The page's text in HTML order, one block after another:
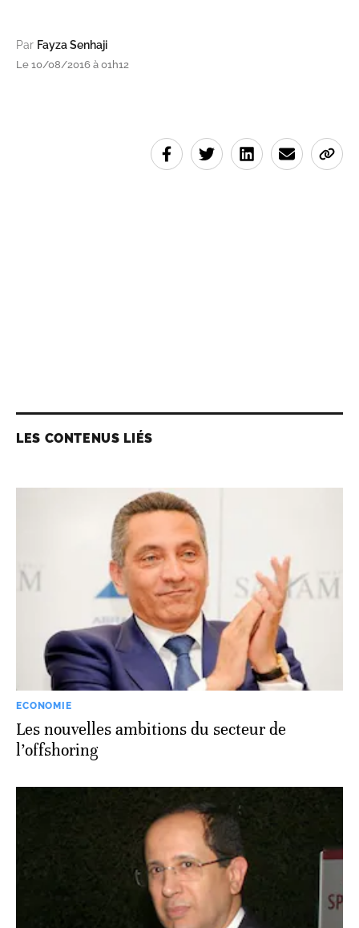
Par Fayza Senhaji
Le 10/08/2016 à 01h12
LES CONTENUS LIÉS
ECONOMIE
Les nouvelles ambitions du secteur de
l’offshoring